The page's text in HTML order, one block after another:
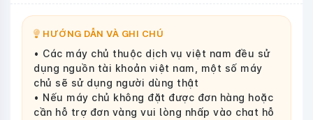
HƯỚNG DẪN VÀ GHI CHÚ
• Các máy chủ thuộc dịch vụ việt nam đều sử
dụng nguồn tài khoản việt nam, một số máy
chủ sẽ sử dụng người dùng thật
• Nếu máy chủ không đặt được đơn hàng hoặc
cần hỗ trợ đơn vàng vui lòng nhấp vào chat hỗ